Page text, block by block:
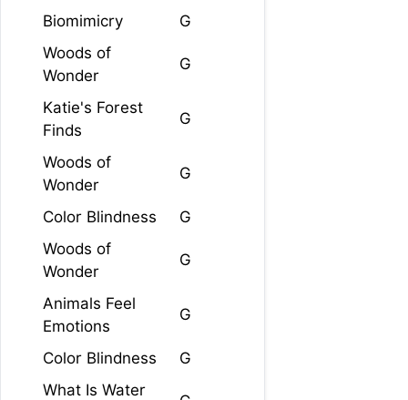
Biomimicry
G
Woods of
Wonder
G
Katie's Forest
Finds
G
Woods of
Wonder
G
Color Blindness
G
Woods of
Wonder
G
Animals Feel
Emotions
G
Color Blindness
G
What Is Water